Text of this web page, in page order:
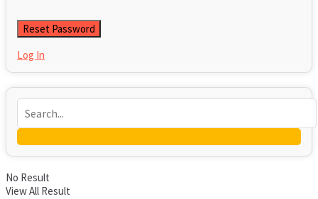
Log In
No Result
View All Result